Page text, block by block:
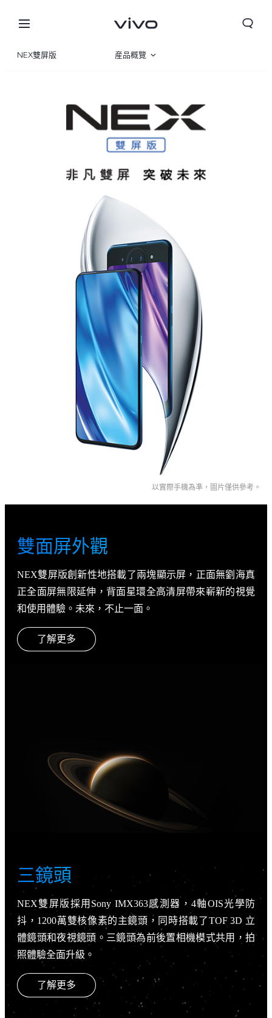
Select Location
NEX雙屏版 産品概覽
以實際手機為凖，圖片僅供參考。
雙面屏外觀
NEX雙屏版創新性地搭載了兩塊顯示屏，正面無劉海真
正全面屏無限延伸，背面星環全高清屏帶來嶄新的視覺
和使用體驗。未來，不止一面。
了解更多
三鏡頭
NEX雙屏版採用Sony IMX363感測器，4軸OIS光學防
抖，1200萬雙核像素的主鏡頭，同時搭載了TOF 3D 立
體鏡頭和夜視鏡頭。三鏡頭為前後置相機模式共用，拍
照體驗全面升級。
了解更多